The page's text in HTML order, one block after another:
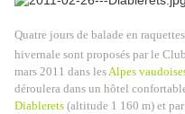
Quatre jours de balade en
hivernale sont proposés par le
mars 2011 dans les Alpes
déroulera dans un hôtel
Diablerets (altitude 1 160 m) et